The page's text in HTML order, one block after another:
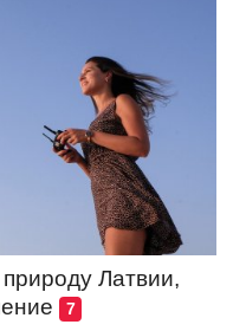
Латвии,
7